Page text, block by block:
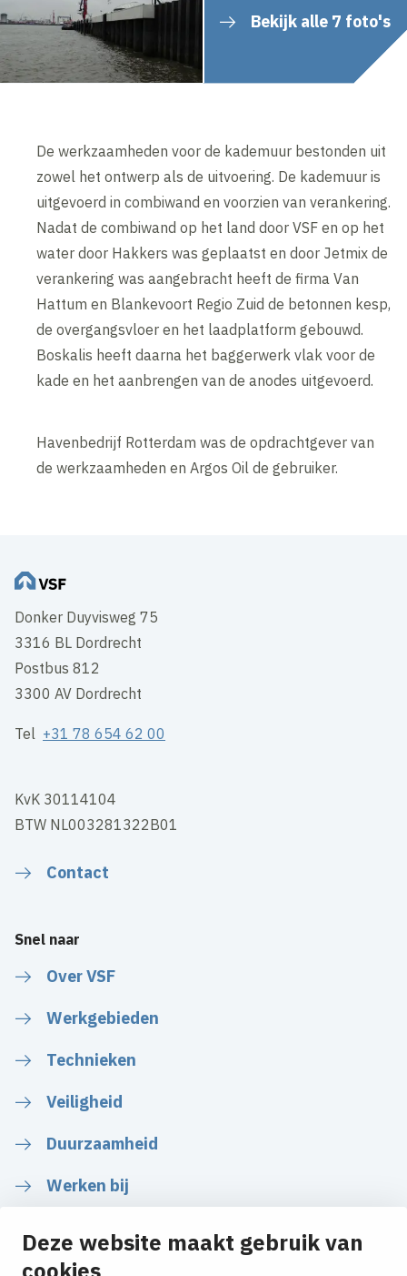
Deze website maakt gebruik van
Bekijk alle 7 foto's
De werkzaamheden voor de kademuur bestonden uit
zowel het ontwerp als de uitvoering. De kademuur is
uitgevoerd in combiwand en voorzien van verankering.
Nadat de combiwand op het land door VSF en op het
water door Hakkers was geplaatst en door Jetmix de
verankering was aangebracht heeft de firma Van
Hattum en Blankevoort Regio Zuid de betonnen kesp,
de overgangsvloer en het laadplatform gebouwd.
Boskalis heeft daarna het baggerwerk vlak voor de
kade en het aanbrengen van de anodes uitgevoerd.
Havenbedrijf Rotterdam was de opdrachtgever van
de werkzaamheden en Argos Oil de gebruiker.
Donker Duyvisweg 75
3316 BL Dordrecht
Postbus 812
3300 AV Dordrecht
Tel +31 78 654 62 00
KvK 30114104
BTW NL003281322B01
Contact
Snel naar
Over VSF
Werkgebieden
Technieken
Veiligheid
Duurzaamheid
Werken bij